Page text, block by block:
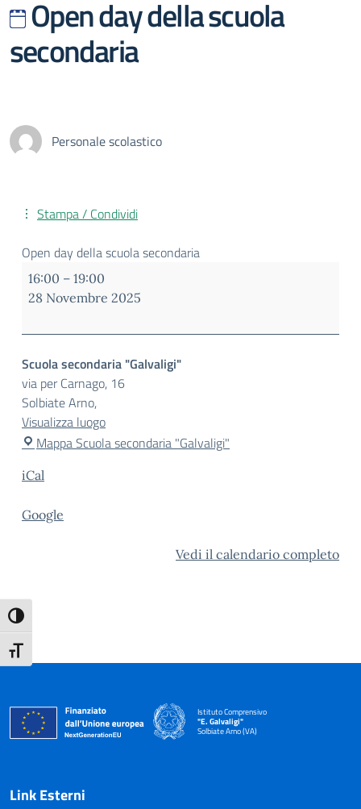
Attiva/disattiva alto contrasto
Attiva/disattiva dimensione testo
Open day della scuola
secondaria
Personale scolastico
Stampa / Condividi
Open day della scuola secondaria
16:00 – 19:00
28 Novembre 2025
Scuola secondaria "Galvaligi"
via per Carnago, 16
Solbiate Arno,
Visualizza luogo
MappaScuola secondaria "Galvaligi"
iCal
Google
Vedi il calendario completo
Istituto Comprensivo
"E. Galvaligi"
Solbiate Arno (VA)
— Visita la pagina iniziale della scuola
Link Esterni